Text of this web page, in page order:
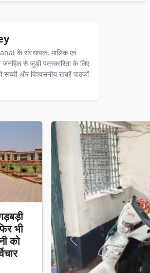
के संस्थापक, मालिक एवं
से जुड़ी पत्रकारिता के लिए
सच्ची और विश्वसनीय खबरें पाठकों
भी
को
Previous